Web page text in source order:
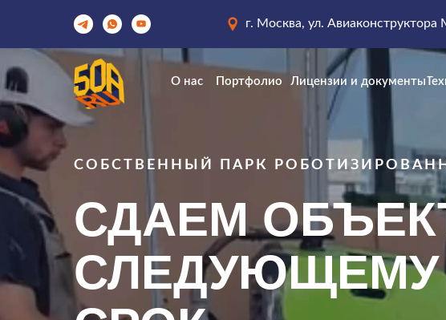
г. Москва, ул. Авиаконструктора
О нас Портфолио Лицензии и документы
СДАЕМ
СЛЕДУЮЩЕМУ
СОБСТВЕННЫЙ ПАРК
Портфолио Лицензии и документы